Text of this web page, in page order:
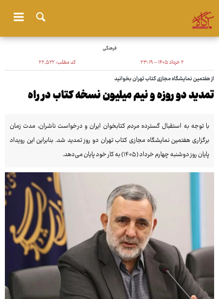
فرهنگی
۲ خرداد ۱۴۰۵ - ۲۳:۱۹ کد مطلب:۲۲٬۵۲۲
از هفتمین نمایشگاه مجازی کتاب تهران بخوانید
تمدید دو روزه و نیم میلیون نسخه کتاب در راه
با توجه به استقبال گسترده مردم کتابخوان ایران و درخواست ناشران، مدت زمان
برگزاری هفتمین نمایشگاه مجازی کتاب تهران دو روز تمدید شد. بنابراین این رویداد
پایان روز دوشنبه چهارم خرداد (۱۴۰۵) به کار خود پایان می‌دهد.